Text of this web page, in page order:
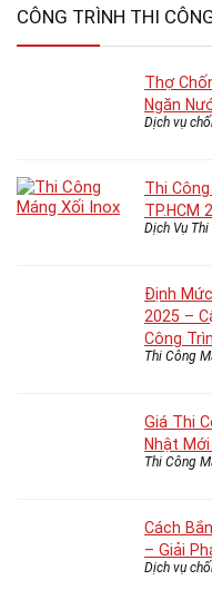
CÔNG TRÌNH THI
Thợ
Ngăn
Dịch vụ
Thi
TP.HCM
Dịch Vụ
Định
2025 –
Công
Thi Công
Giá Thi
Nhật
Thi Công
Cách
– Giải
Dịch vụ